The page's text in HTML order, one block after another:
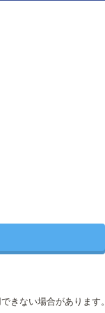
きない場合があります。